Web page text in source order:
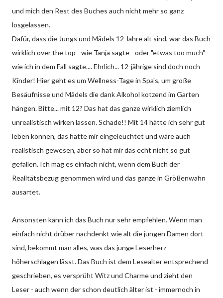
und mich den Rest des Buches auch nicht mehr so ganz
losgelassen.
Dafür, dass die Jungs und Mädels 12 Jahre alt sind, war das Buch
wirklich over the top - wie Tanja sagte - oder "etwas too much" -
wie ich in dem Fall sagte.... Ehrlich... 12-jährige sind doch noch
Kinder! Hier geht es um Wellness-Tage in Spa's, um große
Besäufnisse und Mädels die dank Alkohol kotzend im Garten
hängen. Bitte... mit 12? Das hat das ganze wirklich ziemlich
unrealistisch wirken lassen. Schade!! Mit 14 hätte ich sehr gut
leben können, das hätte mir eingeleuchtet und wäre auch
realistisch gewesen, aber so hat mir das echt nicht so gut
gefallen. Ich mag es einfach nicht, wenn dem Buch der
Realitätsbezug genommen wird und das ganze in Größenwahn
ausartet.
Ansonsten kann ich das Buch nur sehr empfehlen. Wenn man
einfach nicht drüber nachdenkt wie alt die jungen Damen dort
sind, bekommt man alles, was das junge Leserherz
höherschlagen lässt. Das Buch ist dem Lesealter entsprechend
geschrieben, es versprüht Witz und Charme und zieht den
Leser - auch wenn der schon deutlich älter ist - immernoch in